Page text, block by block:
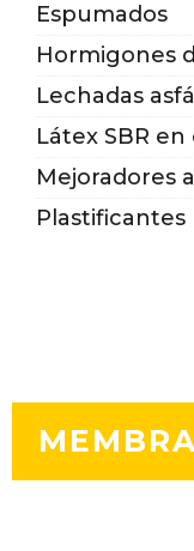
Espumados
Hormigones
Lechadas
Látex SBR
Mejoradores
Plastificantes